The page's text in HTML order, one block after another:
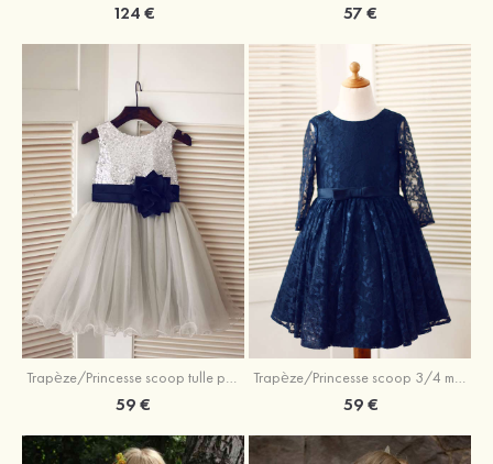
124 € 57 €
Trapèze/Princesse scoop tulle paillettes longueur genou robe de fille de fleur
59 €
Trapèze/Princesse scoop 3/4 manches longueur genou dentelle robe de fille de fleur
59 €